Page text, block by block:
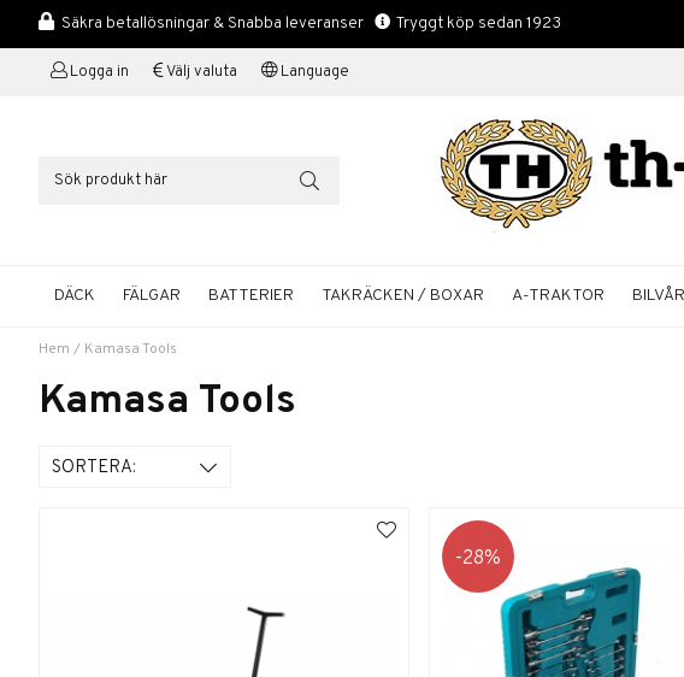
Säkra betallösningar & Snabba leveranser Tryggt köp sedan 1923
Logga in Välj valuta Language
DÄCK FÄLGAR BATTERIER TAKRÄCKEN / BOXAR A-TRAKTOR
Hem / Kamasa Tools
Kamasa Tools
SORTERA:
28